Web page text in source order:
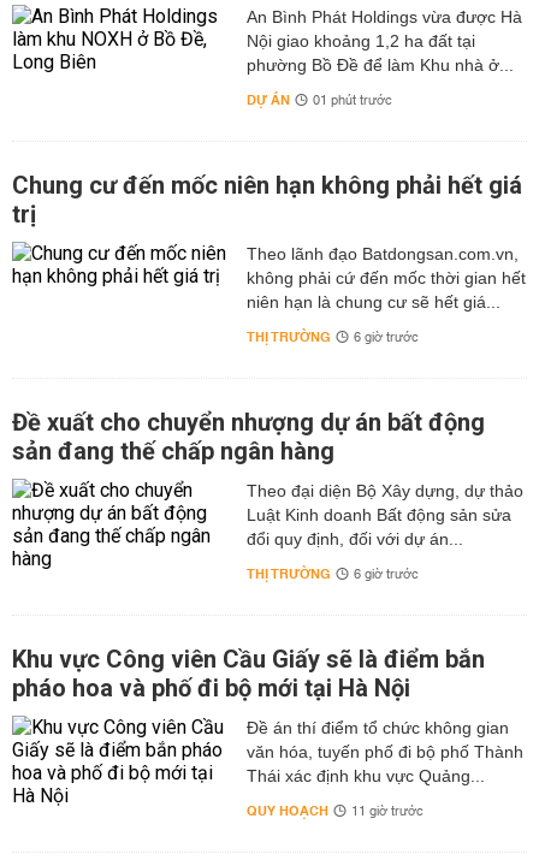
An Bình Phát Holdings vừa được Hà
Nội giao khoảng 1,2 ha đất tại
phường Bồ Đề để làm Khu nhà ở...
DỰ ÁN 01 phút trước
Chung cư đến mốc niên hạn không phải hết giá
trị
Theo lãnh đạo Batdongsan.com.vn,
không phải cứ đến mốc thời gian hết
niên hạn là chung cư sẽ hết giá...
THỊ TRƯỜNG 6 giờ trước
Đề xuất cho chuyển nhượng dự án bất động
sản đang thế chấp ngân hàng
Theo đại diện Bộ Xây dựng, dự thảo
Luật Kinh doanh Bất động sản sửa
đổi quy định, đối với dự án...
THỊ TRƯỜNG 6 giờ trước
Khu vực Công viên Cầu Giấy sẽ là điểm bắn
pháo hoa và phố đi bộ mới tại Hà Nội
Đề án thí điểm tổ chức không gian
văn hóa, tuyến phố đi bộ phố Thành
Thái xác định khu vực Quảng...
QUY HOẠCH 11 giờ trước